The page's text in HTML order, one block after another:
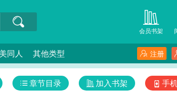
会员书架
同人 其他类型 注册
手
加入书架
章节目录